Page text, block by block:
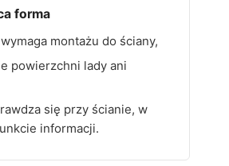
forma
montażu do ściany,
powierzchni lady ani
się przy ścianie, w
informacji.